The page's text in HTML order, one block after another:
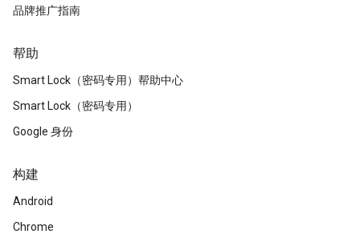
品牌推广指南
帮助
Smart Lock（密码专用）帮助中心
Smart Lock（密码专用）
Google 身份
构建
Android
Chrome